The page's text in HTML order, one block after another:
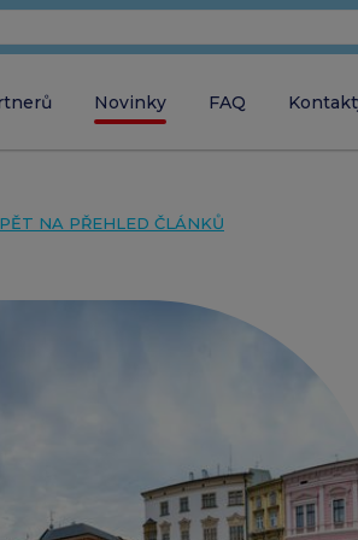
Novinky FAQ
chci objednávat
Zaměstnanec
chci aktivovat
chci akceptovat
NA PŘEHLED ČLÁNKŮ